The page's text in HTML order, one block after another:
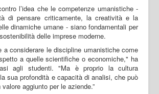
l’idea che le competenze umanistiche -
di pensare criticamente, la creatività e la
dinamiche umane - siano fondamentali per
delle imprese moderne.
a considerare le discipline umanistiche come
a quelle scientifiche o economiche," ha
agli studenti. "Ma è proprio la cultura
sua profondità e capacità di analisi, che può
aggiunto per le aziende.”